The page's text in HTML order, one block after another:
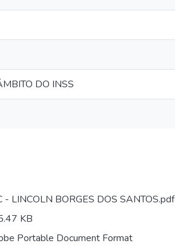
DO INSS
- LINCOLN BORGES DOS SANTOS.pdf
KB
Portable Document Format